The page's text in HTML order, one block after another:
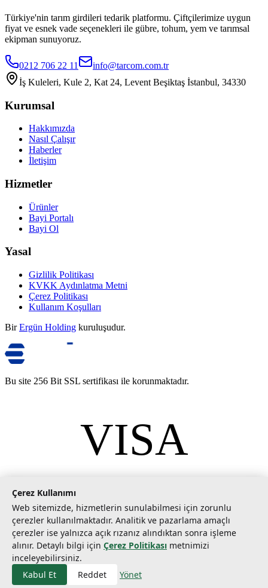
Türkiye'nin tarım girdileri tedarik platformu. Çiftçilerimize uygun
fiyat ve esnek vade seçenekleri ile gübre, tohum, yem ve tarımsal
ekipman sunuyoruz.
0212 706 22 11
info@tarcom.com.tr
İş Kuleleri, Kule 2, Kat 24, Levent Beşiktaş İstanbul, 34330
Kurumsal
Hakkımızda
Nasıl Çalışır
Haberler
İletişim
Hizmetler
Ürünler
Bayi Portalı
Bayi Ol
Yasal
Gizlilik Politikası
KVKK Aydınlatma Metni
Çerez Politikası
Kullanım Koşulları
Bir Ergün Holding kuruluşudur.
Bu site 256 Bit SSL sertifikası ile korunmaktadır.
VISA
mastercard
2026Tarımcom Tarım ve Teknoloji A.Ş. Tüm hakları saklıdır.